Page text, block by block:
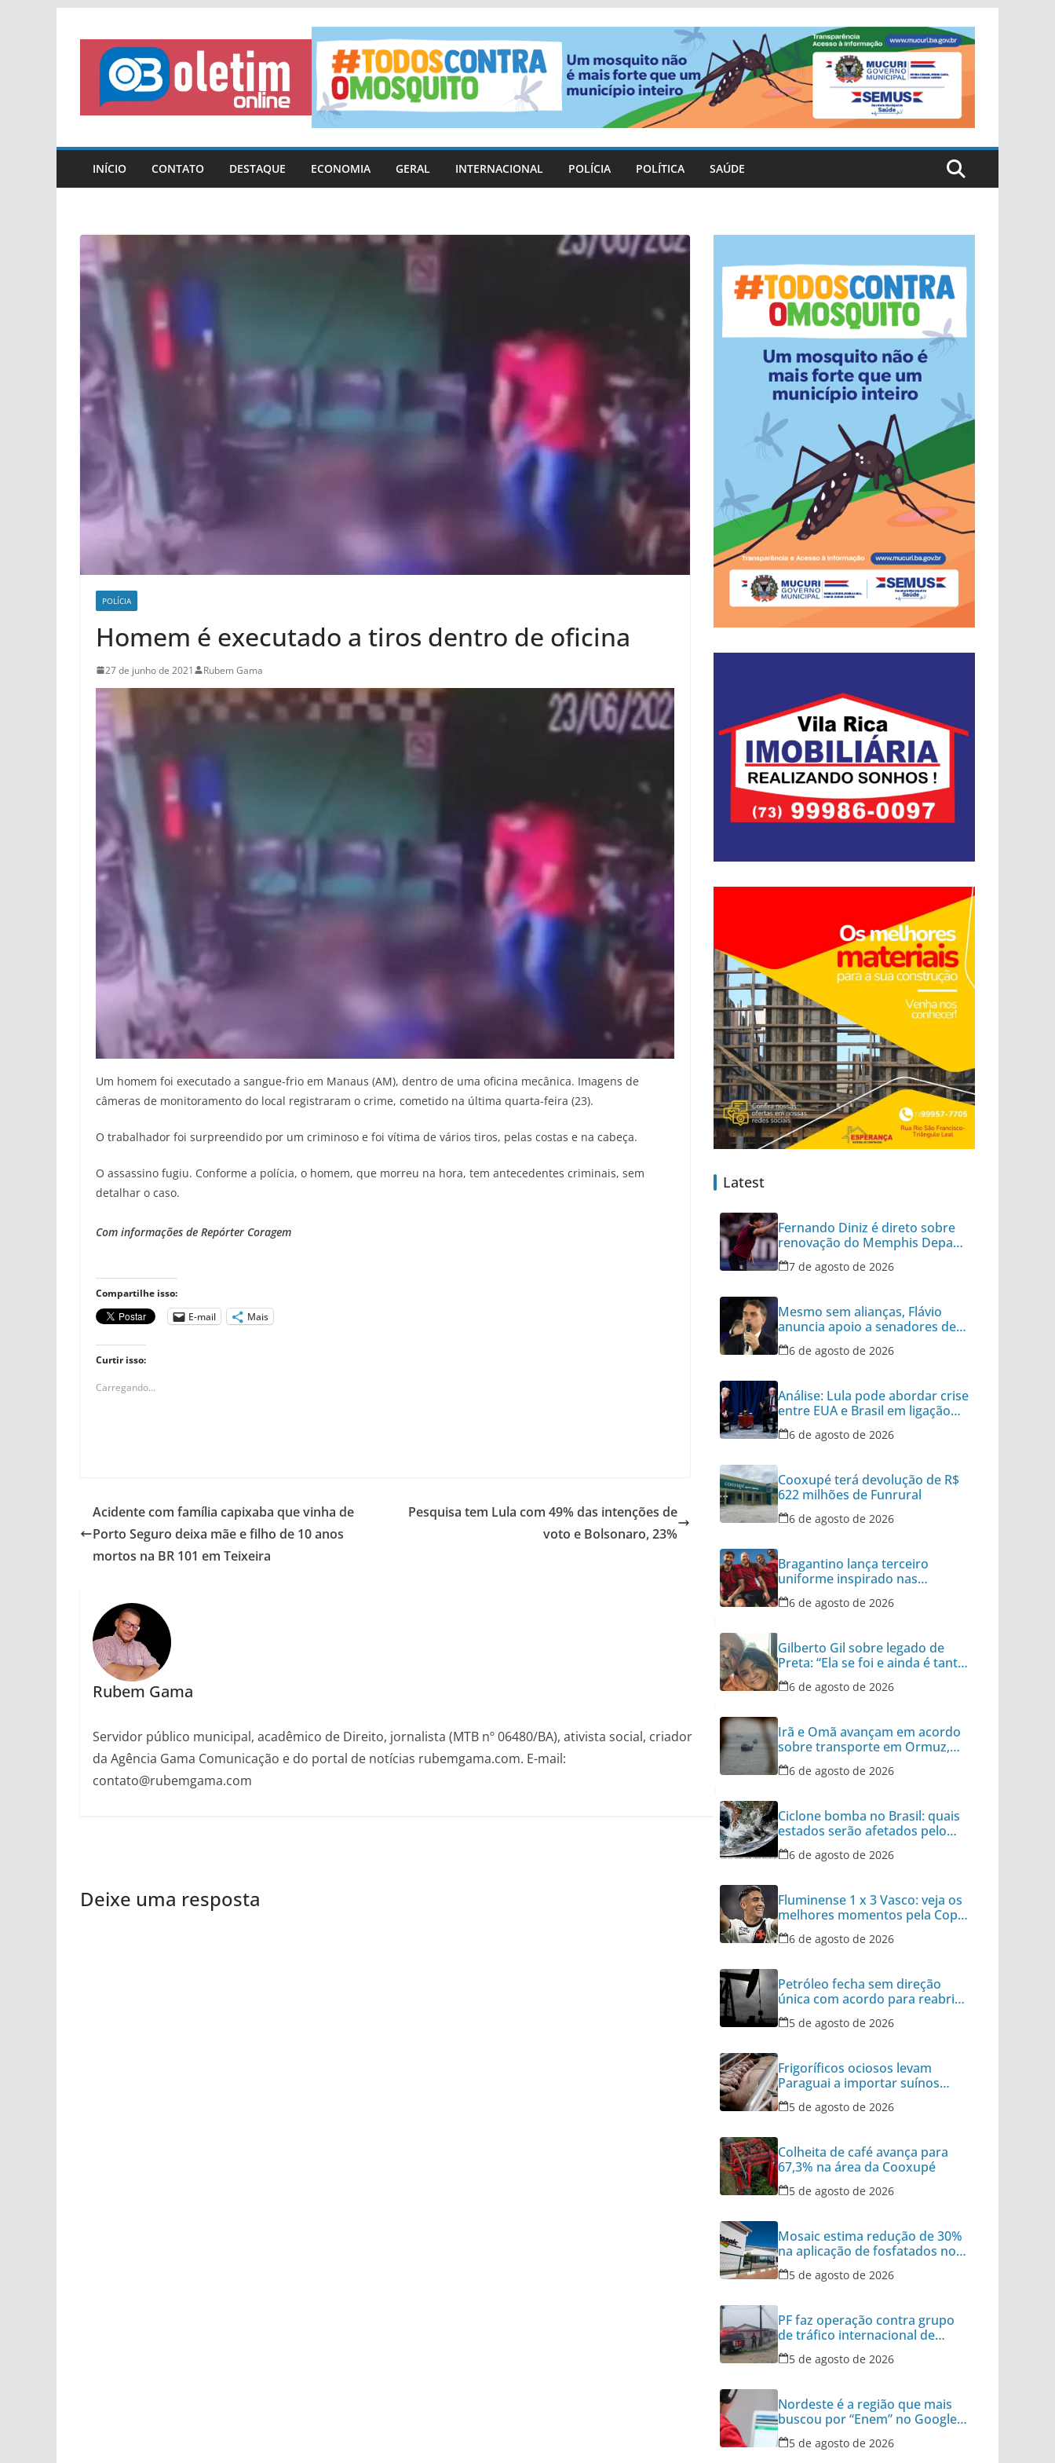
para
conteúdo
INÍCIO CONTATO DESTAQUE ECONOMIA GERAL INTERNACIONAL POLÍCIA POLÍTICA SAÚDE
POLÍCIA
Homem é executado a tiros dentro de oficina
27 de junho de 2021 Rubem Gama
Um homem foi executado a sangue-frio em Manaus (AM), dentro de uma oficina mecânica. Imagens de
câmeras de monitoramento do local registraram o crime, cometido na última quarta-feira (23).
O trabalhador foi surpreendido por um criminoso e foi vítima de vários tiros, pelas costas e na cabeça.
O assassino fugiu. Conforme a polícia, o homem, que morreu na hora, tem antecedentes criminais, sem
detalhar o caso.
Com informações de Repórter Coragem
Compartilhe isso:
E-mail
Mais
Curtir isso:
Carregando...
Acidente com família capixaba que vinha de
Porto Seguro deixa mãe e filho de 10 anos
mortos na BR 101 em Teixeira
Pesquisa tem Lula com 49% das intenções de
voto e Bolsonaro, 23%
Rubem Gama
Servidor público municipal, acadêmico de Direito, jornalista (MTB nº 06480/BA), ativista social, criador
da Agência Gama Comunicação e do portal de notícias rubemgama.com. E-mail:
contato@rubemgama.com
Deixe uma resposta
Latest
Fernando Diniz é direto sobre
renovação do Memphis Depay
com Corinthians
7 de agosto de 2026
Mesmo sem alianças, Flávio
anuncia apoio a senadores de
outros 8 partidos
6 de agosto de 2026
Análise: Lula pode abordar crise
entre EUA e Brasil em ligação
para Trump
6 de agosto de 2026
Cooxupé terá devolução de R$
622 milhões de Funrural
6 de agosto de 2026
Bragantino lança terceiro
uniforme inspirado nas
categorias de base
6 de agosto de 2026
Gilberto Gil sobre legado de
Preta: “Ela se foi e ainda é tanta
coisa”
6 de agosto de 2026
Irã e Omã avançam em acordo
sobre transporte em Ormuz,
diz autoridade
6 de agosto de 2026
Ciclone bomba no Brasil: quais
estados serão afetados pelo
fenômeno
6 de agosto de 2026
Fluminense 1 x 3 Vasco: veja os
melhores momentos pela Copa
do Brasil
6 de agosto de 2026
Petróleo fecha sem direção
única com acordo para reabrir
Ormuz no radar
5 de agosto de 2026
Frigoríficos ociosos levam
Paraguai a importar suínos
vivos do Brasil
5 de agosto de 2026
Colheita de café avança para
67,3% na área da Cooxupé
5 de agosto de 2026
Mosaic estima redução de 30%
na aplicação de fosfatados no
Brasil
5 de agosto de 2026
PF faz operação contra grupo
de tráfico internacional de
armas
5 de agosto de 2026
Nordeste é a região que mais
buscou por “Enem” no Google
no último ano
5 de agosto de 2026